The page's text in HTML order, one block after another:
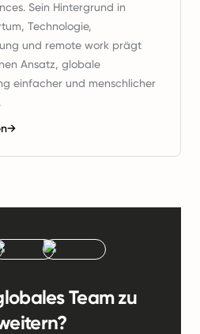
Sein Hintergrund in
Technologie,
und remote work prägt
Ansatz, globale
einfacher und menschlicher
→
Team zu